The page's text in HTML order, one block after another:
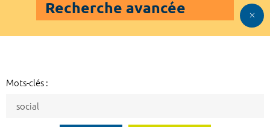
Recherche avancée
Mots-clés :